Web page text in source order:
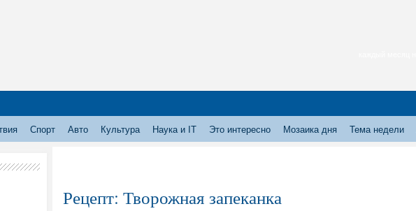
Спорт Авто Культура Наука и IT Это интересно Мозаика дня Тема недели
Рецепт: Творожная запеканка